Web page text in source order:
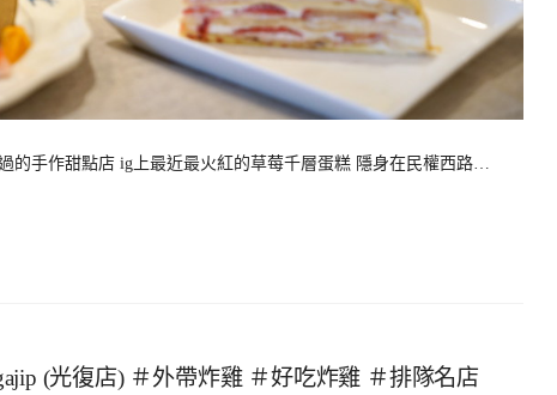
手作甜點店 ig上最近最火紅的草莓千層蛋糕 隱身在民權西路…
(光復店) ＃外帶炸雞 ＃好吃炸雞 ＃排隊名店